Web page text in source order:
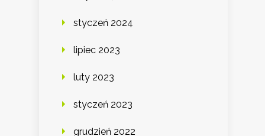
styczeń 2024
lipiec 2023
luty 2023
styczeń 2023
grudzień 2022